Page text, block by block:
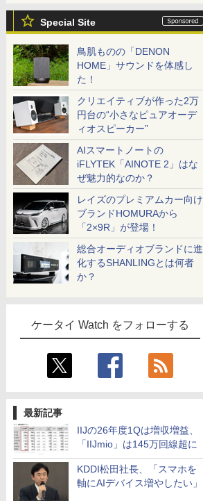
Special Site
鳥肌ものの「DENON
HOME」サウンドを体感し
た！
クリエイティブが作った2万
円台の“小さなピュアオーデ
ィオスピーカー”
AIスマートノートの
iFLYTEK「AINOTE 2」はな
ぜ魅力的なのか？
レイズのプレミアムカー向け
ブランドHOMURAから
「2×9R」が登場！
総合オーディオブランドに進
化するSHANLINGとは何者
か？
ケータイ Watch をフォローする
最新記事
IIJの26年度1Qは増収増益、
「IIJmio」は145万回線超に
KDDI松田社長、「スマホを
軸にAIデバイス増やしたい」